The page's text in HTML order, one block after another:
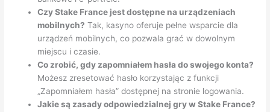
Czy Stake France jest dostępne na urządzeniach
mobilnych? Tak, kasyno oferuje pełne wsparcie dla
urządzeń mobilnych, co pozwala grać w dowolnym
miejscu i czasie.
Co zrobić, gdy zapomniałem hasła do swojego konta?
Możesz zresetować hasło korzystając z funkcji
„Zapomniałem hasła” dostępnej na stronie logowania.
Jakie są zasady odpowiedzialnej gry w Stake France?